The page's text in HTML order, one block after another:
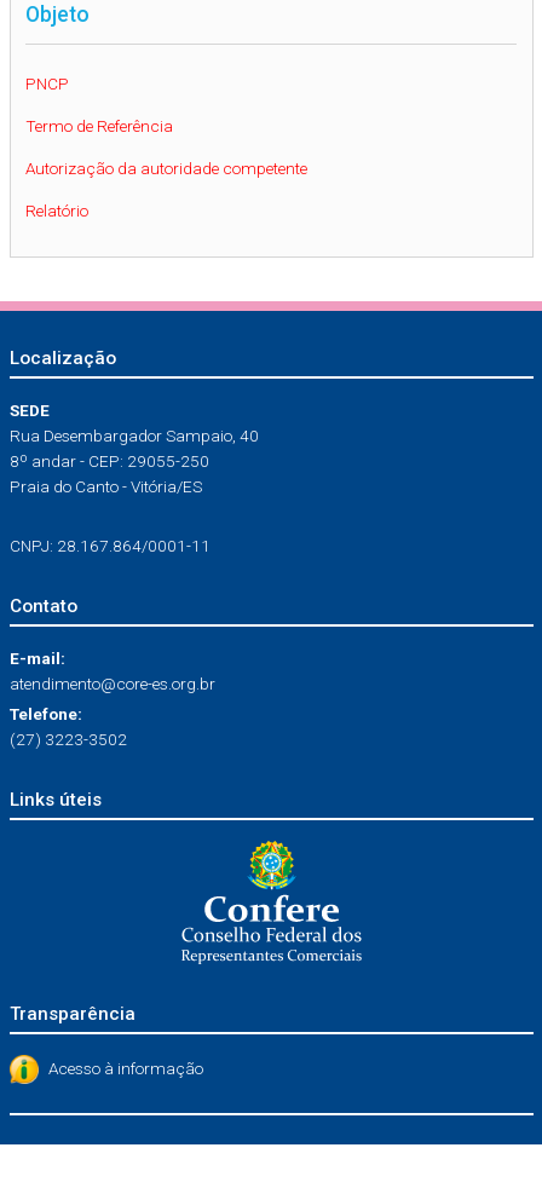
Objeto
PNCP
Termo de Referência
Autorização da autoridade competente
Relatório
Localização
SEDE
Rua Desembargador Sampaio, 40
8º andar - CEP: 29055-250
Praia do Canto - Vitória/ES
CNPJ: 28.167.864/0001-11
Contato
E-mail:
atendimento@core-es.org.br
Telefone:
(27) 3223-3502
Links úteis
Transparência
Acesso à informação